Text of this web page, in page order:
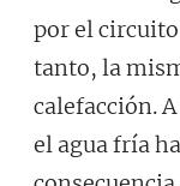
por el
tanto, la
calefacción.
el agua fría